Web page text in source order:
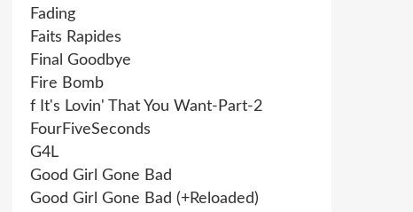
Fading
Faits Rapides
Final Goodbye
Fire Bomb
f It's Lovin' That You Want-Part-2
FourFiveSeconds
G4L
Good Girl Gone Bad
Good Girl Gone Bad (+Reloaded)